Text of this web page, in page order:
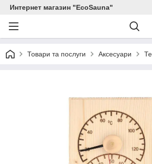
Интернет магазин "EcoSauna"
Товари та послуги Аксесуари